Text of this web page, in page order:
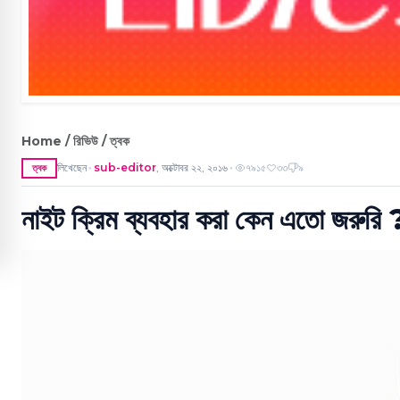
Home / রিভিউ / ত্বক
ত্বক লিখেছেন ● sub-editor, অক্টোবর ২২, ২০১৬ ● ৭৯১৫ ৩৩ ৯
নাইট ক্রিম ব্যবহার করা কেন এতো জরুরি